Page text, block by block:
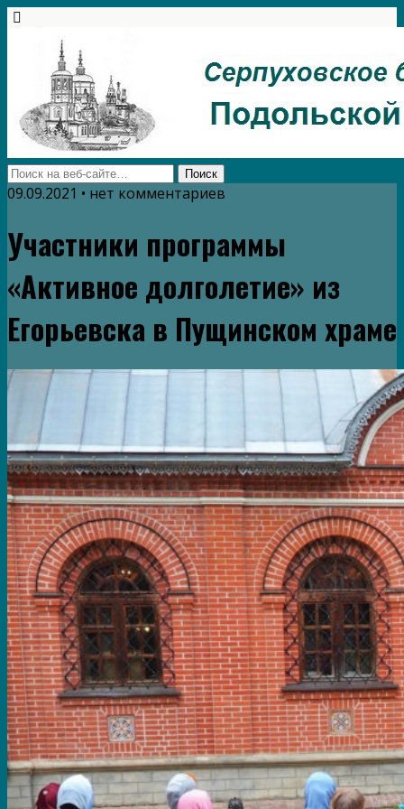
09.09.2021 • нет комментариев
Участники программы
«Активное долголетие» из
Егорьевска в Пущинском храме